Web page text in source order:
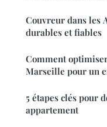
Couvreur dans les
durables et fiables
Comment
Marseille pour un
5 étapes clés pour
appartement